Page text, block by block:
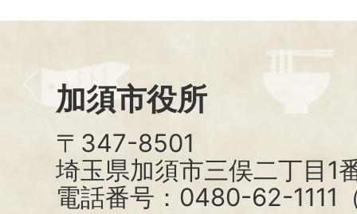
加須市役所
〒347-8501
埼玉県加須市三俣二丁目1
電話番号：0480-62-1111